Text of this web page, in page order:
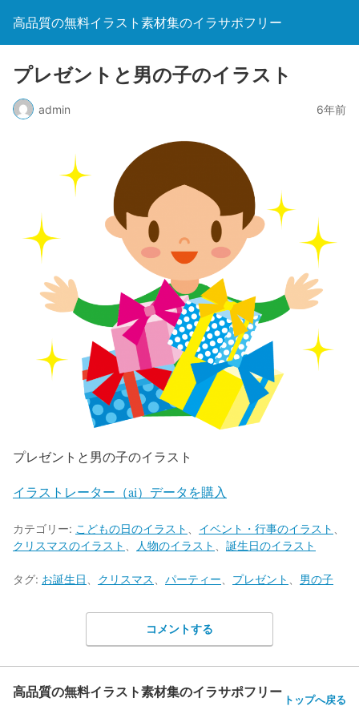
高品質の無料イラスト素材集のイラサポフリー
プレゼントと男の子のイラスト
admin 6年前
プレゼントと男の子のイラスト
イラストレーター（ai）データを購入
カテゴリー: こどもの日のイラスト イベント・行事のイラスト
クリスマスのイラスト
人物のイラスト 誕生日のイラスト
タグ: お誕生日 クリスマス パーティー プレゼント 男の子
コメントする
高品質の無料イラスト素材集のイラサポフリー トップへ戻る